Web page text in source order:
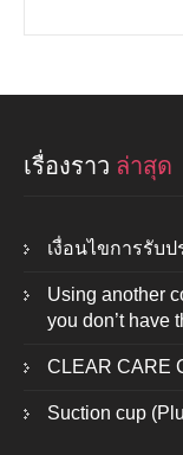
เรื่องราว ล่าสุด
เงื่อนไขการรับ
Using another
you don’t have
CLEAR CARE
Suction cup